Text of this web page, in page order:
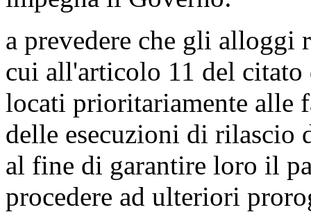
a prevedere che gli alloggi
cui all'articolo 11 del citato
locati prioritariamente alle
delle esecuzioni di rilascio
al fine di garantire loro il
procedere ad ulteriori